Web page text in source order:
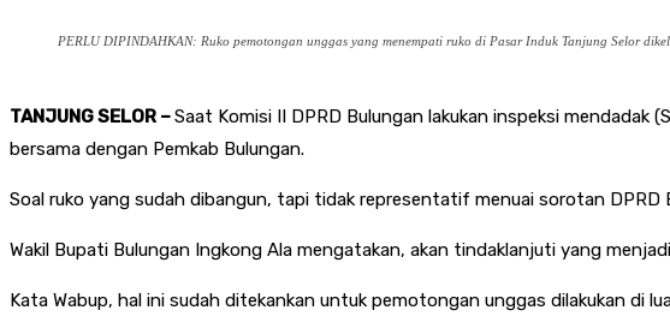
PERLU DIPINDAHKAN: Ruko pemotongan unggas yang menempati ruko di Pasar Induk Tanjung Selor
TANJUNG SELOR –Saat Komisi II DPRD Bulungan lakukan inspeksi mendadak
bersama dengan Pemkab Bulungan.
Soal ruko yang sudah dibangun, tapi tidak representatif menuai sorotan
Wakil Bupati Bulungan Ingkong Ala mengatakan, akan tindaklanjuti yang
Kata Wabup, hal ini sudah ditekankan untuk pemotongan unggas dilakukan di